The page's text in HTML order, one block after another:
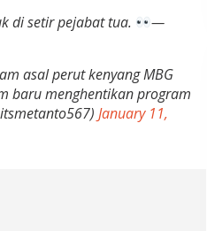
di setir pejabat tua.
—
asal perut kenyang MBG
baru menghentikan program
January 11,